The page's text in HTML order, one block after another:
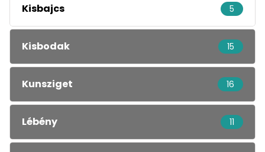
Kisbajcs 5
Kisbodak 15
Kunsziget 16
Lébény 11